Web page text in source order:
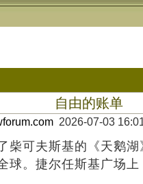
自由的账单
2026-07-03
柴可夫斯基的《天鹅
。捷尔任斯基广场